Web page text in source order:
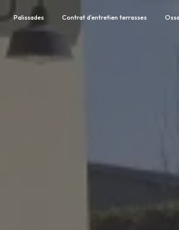
Palissades Contrat d'entretien terrasses